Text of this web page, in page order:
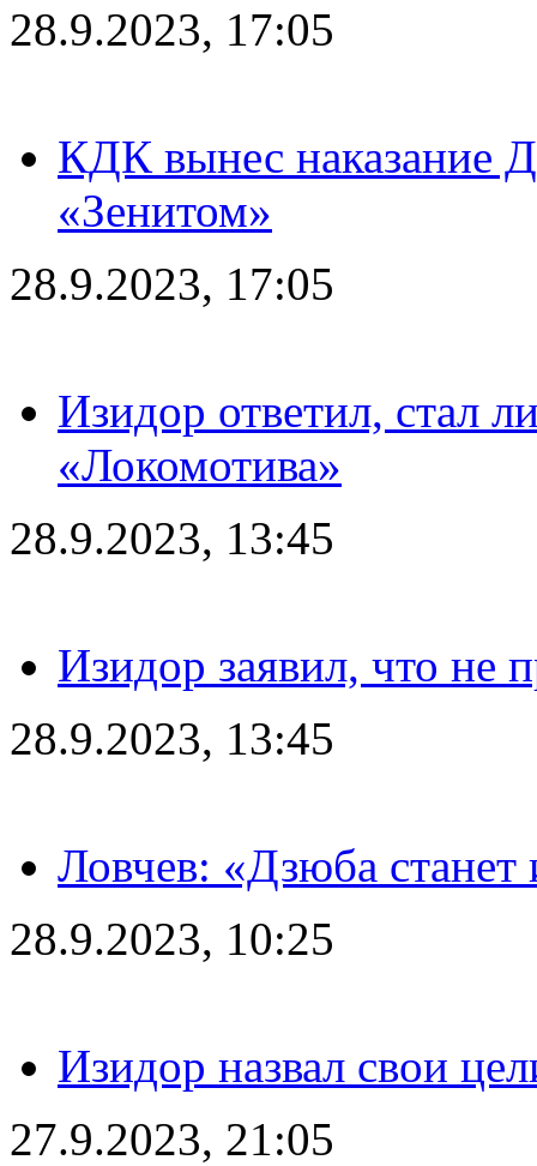
28.9.2023, 17:05
КДК вынес наказание
«Зенитом»
28.9.2023, 17:05
Изидор ответил, стал
«Локомотива»
28.9.2023, 13:45
Изидор заявил, что не
28.9.2023, 13:45
Ловчев: «Дзюба станет
28.9.2023, 10:25
Изидор назвал свои
27.9.2023, 21:05